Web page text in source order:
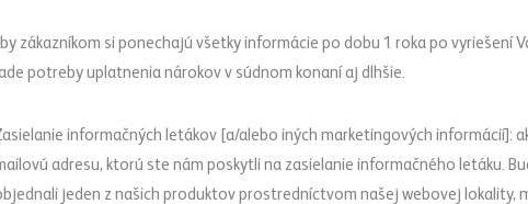
zákazníkom si ponechajú všetky informácie po dobu 1 roka po
potreby uplatnenia nárokov v súdnom konaní aj dlhšie.
informačných letákov [a/alebo iných marketingových informácií]:
adresu, ktorú ste nám poskytli na zasielanie informačného letáku.
jeden z našich produktov prostredníctvom našej webovej lokality,